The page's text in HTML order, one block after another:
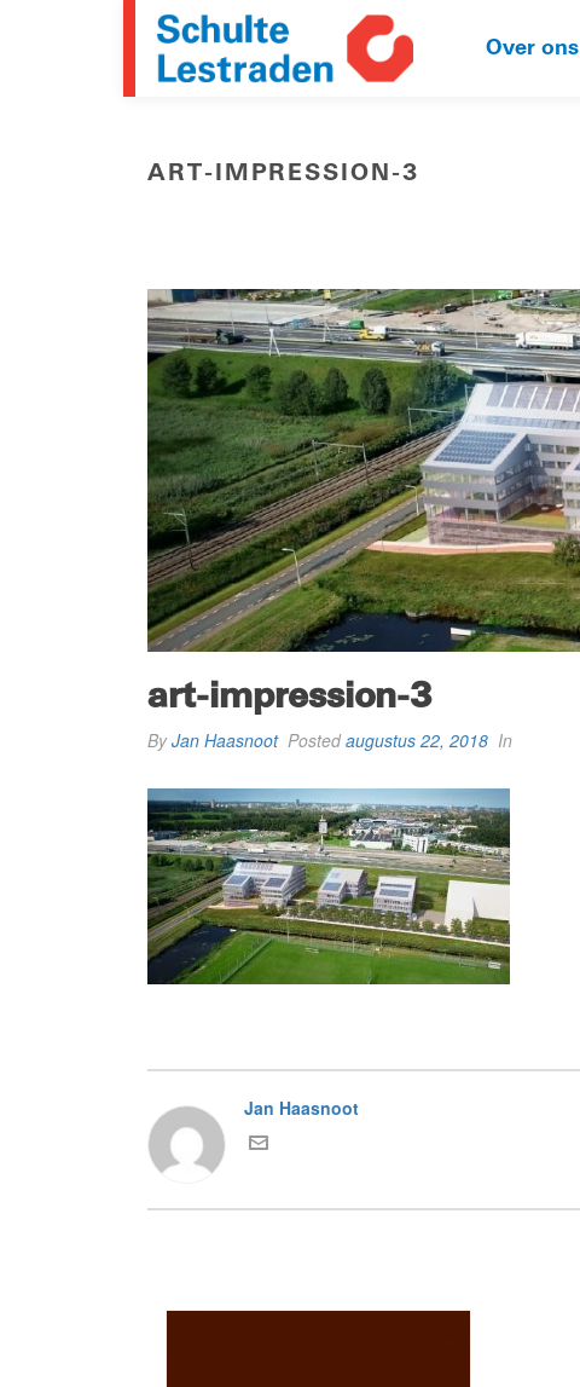
Over ons
ART-IMPRESSION-3
art-impression-3
ByJan Haasnoot Postedaugustus 22, 2018 In
Jan Haasnoot